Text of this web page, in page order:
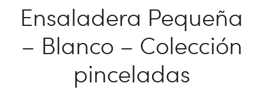
Ensaladera Pequeña
– Blanco – Colección
pinceladas